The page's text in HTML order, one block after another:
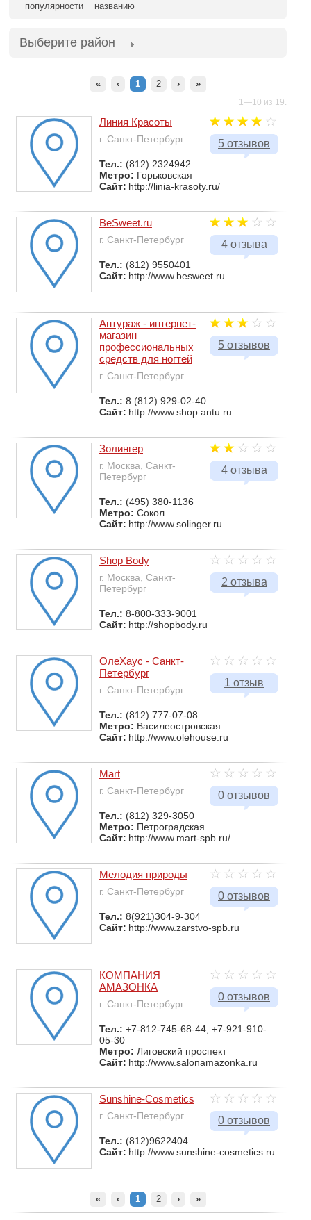
популярности
названию
Выберите район
« ‹ 1 2 › »
1—10 из 19.
5 отзывов
Линия Красоты
г. Санкт-Петербург
Тел.: (812) 2324942
Метро: Горьковская
Сайт: http://linia-krasoty.ru/
4 отзыва
BeSweet.ru
г. Санкт-Петербург
Тел.: (812) 9550401
Сайт: http://www.besweet.ru
5 отзывов
Антураж - интернет-
магазин
профессиональных
средств для ногтей
г. Санкт-Петербург
Тел.: 8 (812) 929-02-40
Сайт: http://www.shop.antu.ru
4 отзыва
Золингер
г. Москва, Санкт-
Петербург
Тел.: (495) 380-1136
Метро: Сокол
Сайт: http://www.solinger.ru
2 отзыва
Shop Body
г. Москва, Санкт-
Петербург
Тел.: 8-800-333-9001
Сайт: http://shopbody.ru
1 отзыв
ОлеХаус - Санкт-
Петербург
г. Санкт-Петербург
Тел.: (812) 777-07-08
Метро: Василеостровская
Сайт: http://www.olehouse.ru
0 отзывов
Mart
г. Санкт-Петербург
Тел.: (812) 329-3050
Метро: Петроградская
Сайт: http://www.mart-spb.ru/
0 отзывов
Мелодия природы
г. Санкт-Петербург
Тел.: 8(921)304-9-304
Сайт: http://www.zarstvo-spb.ru
0 отзывов
КОМПАНИЯ
АМАЗОНКА
г. Санкт-Петербург
Тел.: +7-812-745-68-44, +7-921-910-
05-30
Метро: Лиговский проспект
Сайт: http://www.salonamazonka.ru
0 отзывов
Sunshine-Cosmetics
г. Санкт-Петербург
Тел.: (812)9622404
Сайт: http://www.sunshine-cosmetics.ru
« ‹ 1 2 › »